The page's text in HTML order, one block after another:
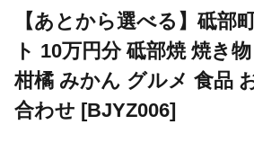
【あとから選べる】砥部
ト 10万円分 砥部焼 焼き
柑橘 みかん グルメ 食品
合わせ [BJYZ006]